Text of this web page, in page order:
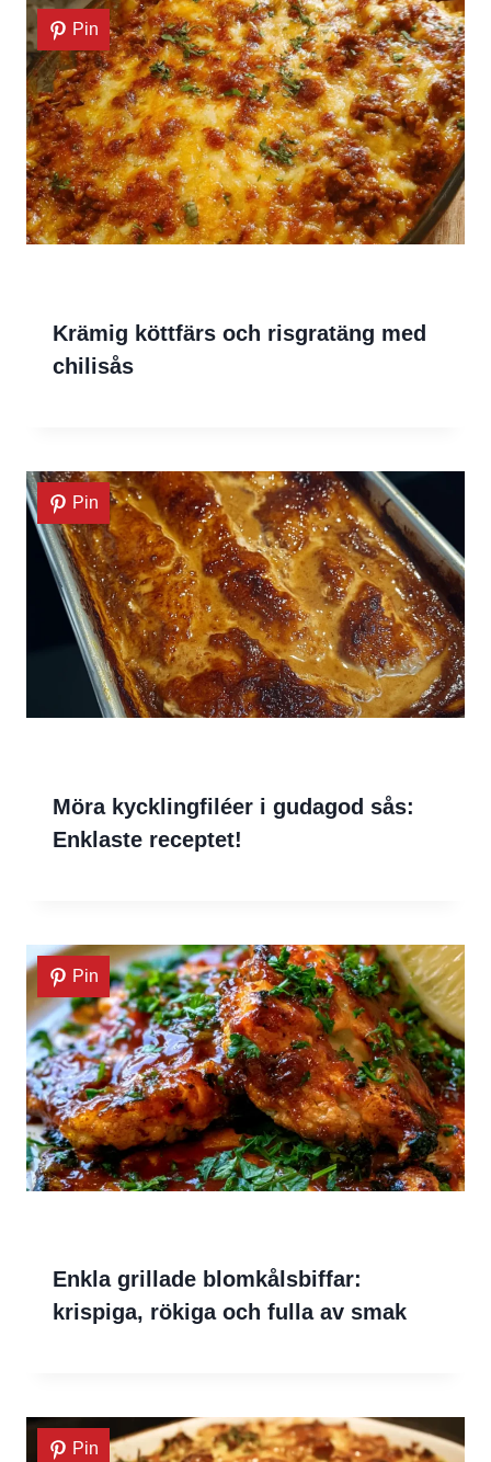
Pin
Krämig köttfärs och risgratäng med
chilisås
Pin
Möra kycklingfiléer i gudagod sås:
Enklaste receptet!
Pin
Enkla grillade blomkålsbiffar:
krispiga, rökiga och fulla av smak
Pin